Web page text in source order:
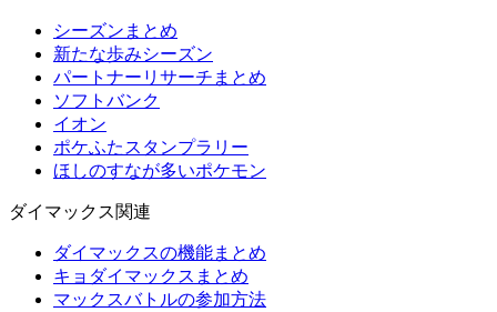
シーズンまとめ
新たな歩みシーズン
パートナーリサーチまとめ
ソフトバンク
イオン
ポケふたスタンプラリー
ほしのすなが多いポケモン
ダイマックス関連
ダイマックスの機能まとめ
キョダイマックスまとめ
マックスバトルの参加方法